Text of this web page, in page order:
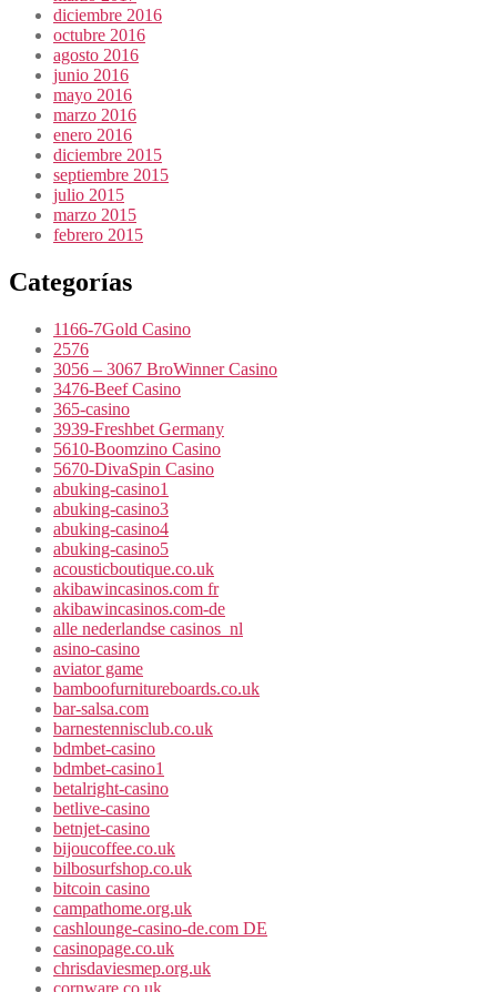
diciembre 2016
octubre 2016
agosto 2016
junio 2016
mayo 2016
marzo 2016
enero 2016
diciembre 2015
septiembre 2015
julio 2015
marzo 2015
febrero 2015
Categorías
1166-7Gold Casino
2576
3056 – 3067 BroWinner Casino
3476-Beef Casino
365-casino
3939-Freshbet Germany
5610-Boomzino Casino
5670-DivaSpin Casino
abuking-casino1
abuking-casino3
abuking-casino4
abuking-casino5
acousticboutique.co.uk
akibawincasinos.com fr
akibawincasinos.com-de
alle nederlandse casinos_nl
asino-casino
aviator game
bamboofurnitureboards.co.uk
bar-salsa.com
barnestennisclub.co.uk
bdmbet-casino
bdmbet-casino1
betalright-casino
betlive-casino
betnjet-casino
bijoucoffee.co.uk
bilbosurfshop.co.uk
bitcoin casino
campathome.org.uk
cashlounge-casino-de.com DE
casinopage.co.uk
chrisdaviesmep.org.uk
cornware.co.uk